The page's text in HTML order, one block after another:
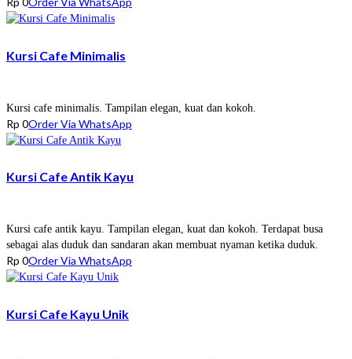
Kursi Cafe Minimalis
Kursi cafe minimalis. Tampilan elegan, kuat dan kokoh.
Rp 0Order Via WhatsApp
Kursi Cafe Antik Kayu
Kursi cafe antik kayu. Tampilan elegan, kuat dan kokoh. Terdapat busa
sebagai alas duduk dan sandaran akan membuat nyaman ketika duduk.
Rp 0Order Via WhatsApp
Kursi Cafe Kayu Unik